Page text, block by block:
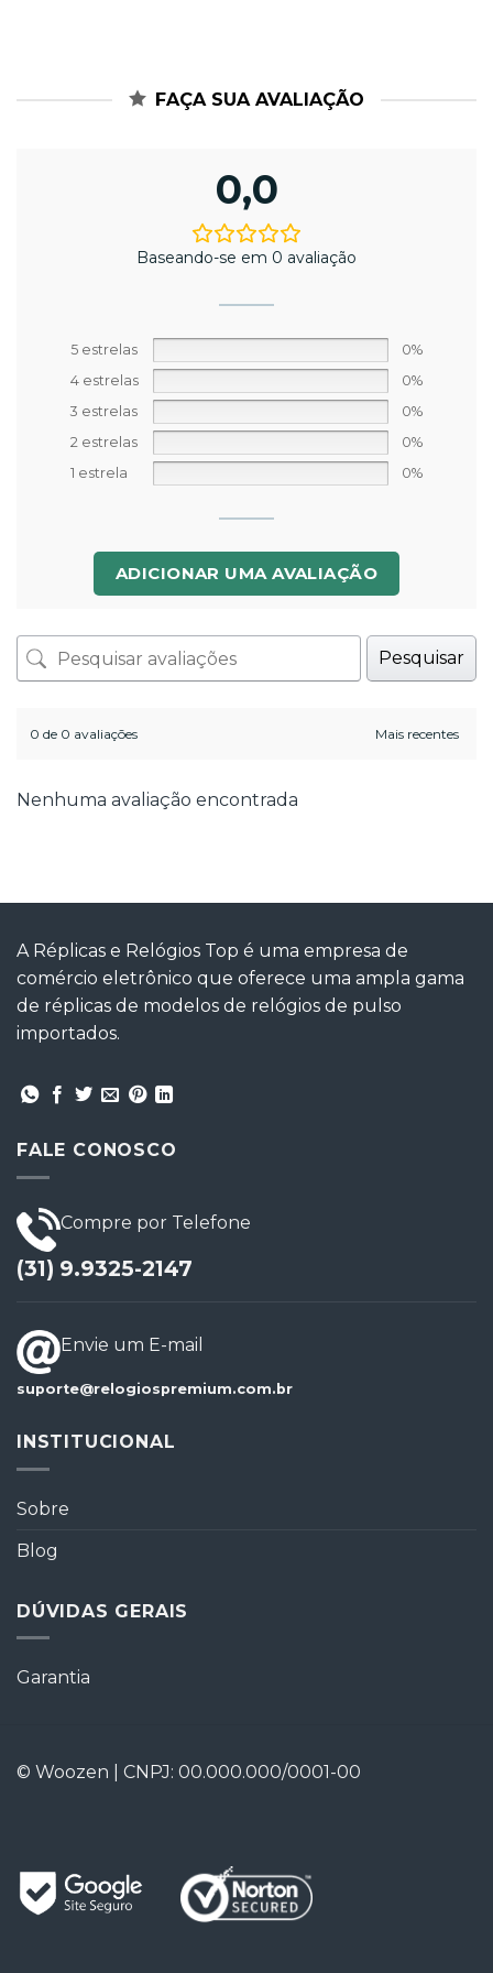
FAÇA SUA AVALIAÇÃO
0,0
Baseando-se em 0 avaliação
5 estrelas
0%
4 estrelas
0%
3 estrelas
0%
2 estrelas
0%
1 estrela
0%
ADICIONAR UMA AVALIAÇÃO
Pesquisar
0 de 0 avaliações
Nenhuma avaliação encontrada
A Réplicas e Relógios Top é uma empresa de
comércio eletrônico que oferece uma ampla gama
de réplicas de modelos de relógios de pulso
importados.
FALE CONOSCO
Compre por Telefone
(31) 9.9325-2147
Envie um E-mail
suporte@relogiospremium.com.br
INSTITUCIONAL
Sobre
Blog
DÚVIDAS GERAIS
Garantia
© Woozen | CNPJ: 00.000.000/0001-00